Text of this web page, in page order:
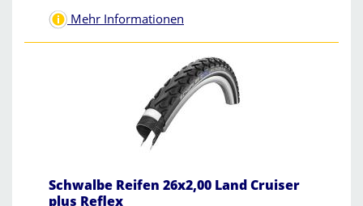
Mehr Informationen
Schwalbe Reifen 26x2,00 Land Cruiser
plus Reflex